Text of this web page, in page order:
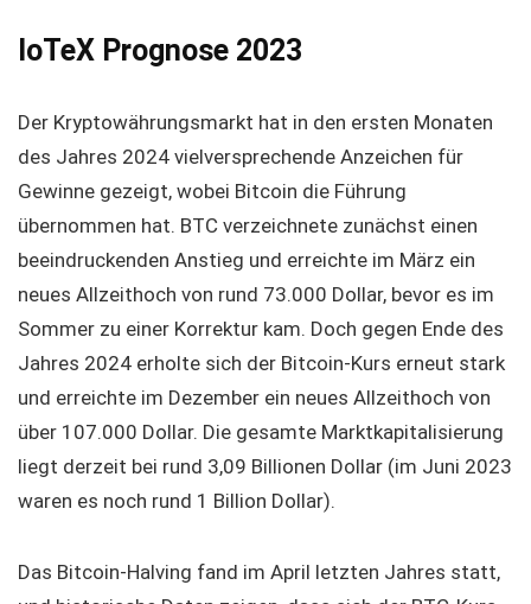
IoTeX Prognose 2023
Der Kryptowährungsmarkt hat in den ersten Monaten
des Jahres 2024 vielversprechende Anzeichen für
Gewinne gezeigt, wobei Bitcoin die Führung
übernommen hat. BTC verzeichnete zunächst einen
beeindruckenden Anstieg und erreichte im März ein
neues Allzeithoch von rund 73.000 Dollar, bevor es im
Sommer zu einer Korrektur kam. Doch gegen Ende des
Jahres 2024 erholte sich der Bitcoin-Kurs erneut stark
und erreichte im Dezember ein neues Allzeithoch von
über 107.000 Dollar. Die gesamte Marktkapitalisierung
liegt derzeit bei rund 3,09 Billionen Dollar (im Juni 2023
waren es noch rund 1 Billion Dollar).
Das Bitcoin-Halving fand im April letzten Jahres statt,